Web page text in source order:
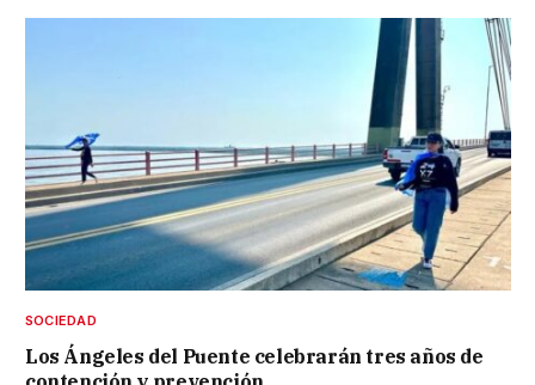
SOCIEDAD
Los Ángeles del Puente celebrarán tres años de